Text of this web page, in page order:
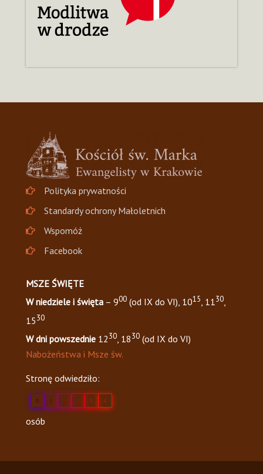
Polityka prywatności
Standardy ochrony Małoletnich
Wspomóż
Facebook
MSZE ŚWIĘTE
W niedziele i święta – 900 (od IX do VI), 1015, 1130,
1530
W dni powszednie 1230, 1830 (od IX do VI)
Nabożeństwa i Msze św.
Stronę odwiedziło:
4 1 1 4
osób